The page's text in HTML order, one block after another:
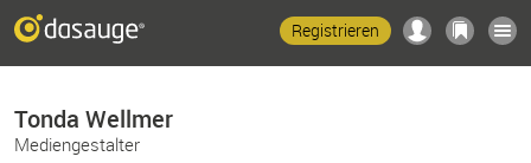
Registrieren
Tonda Wellmer
Mediengestalter